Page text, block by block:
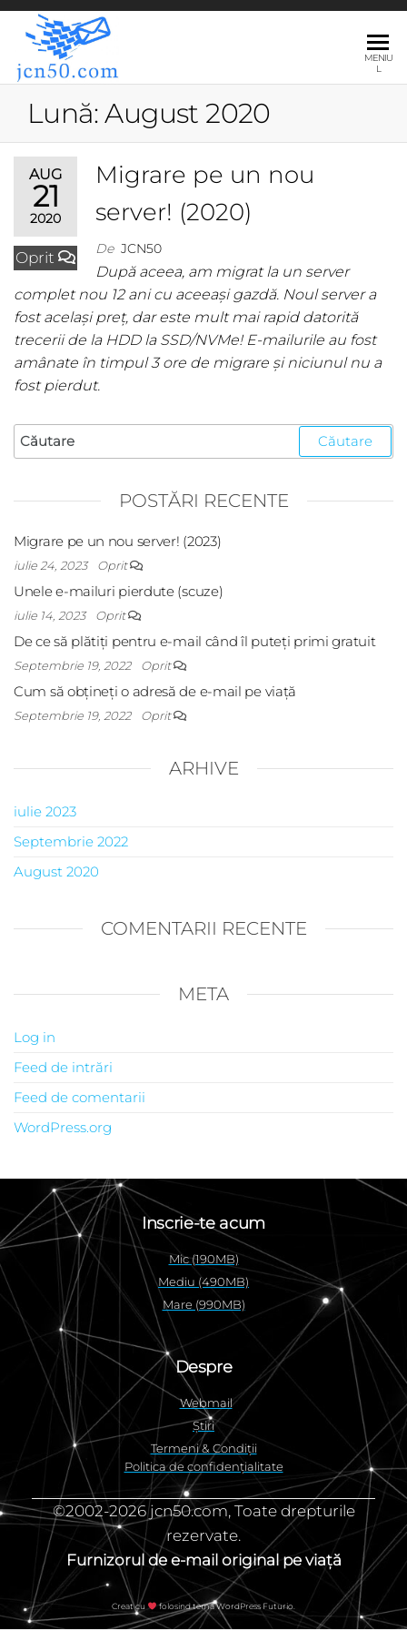
MENIU
L
Lună:August 2020
AUG
21
2020
Oprit
Migrare pe un nou
server! (2020)
De JCN50
După aceea, am migrat la un server
complet nou 12 ani cu aceeași gazdă. Noul server a
fost același preț, dar este mult mai rapid datorită
trecerii de la HDD la SSD/NVMe! E-mailurile au fost
amânate în timpul 3 ore de migrare și niciunul nu a
fost pierdut.
POSTĂRI RECENTE
Migrare pe un nou server! (2023)
iulie 24, 2023 Oprit
Unele e-mailuri pierdute (scuze)
iulie 14, 2023 Oprit
De ce să plătiți pentru e-mail când îl puteți primi gratuit
Septembrie 19, 2022 Oprit
Cum să obțineți o adresă de e-mail pe viață
Septembrie 19, 2022 Oprit
ARHIVE
iulie 2023
Septembrie 2022
August 2020
COMENTARII RECENTE
META
Log in
Feed de intrări
Feed de comentarii
WordPress.org
Inscrie-te acum
Mic (190MB)
Mediu (490MB)
Mare (990MB)
Despre
Webmail
Știri
Termeni & Condiții
Politica de confidențialitate
©2002-2026 jcn50.com, Toate drepturile
rezervate.
Furnizorul de e-mail original pe viață
Creat cu folosind tema WordPress Futurio.